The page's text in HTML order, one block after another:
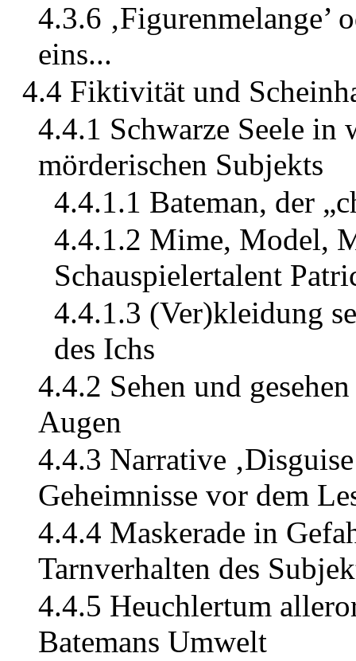
4.3.6 ‚Figurenmelange’
eins...
4.4 Fiktivität und
4.4.1 Schwarze Seele in
mörderischen Subjekts
4.4.1.1 Bateman, der
4.4.1.2 Mime, Model,
Schauspielertalent
4.4.1.3 (Ver)kleidung
des Ichs
4.4.2 Sehen und
Augen
4.4.3 Narrative
Geheimnisse vor dem
4.4.4 Maskerade in
Tarnverhalten des
4.4.5 Heuchlertum
Batemans Umwelt